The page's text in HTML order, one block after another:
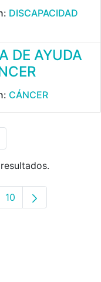
DISCAPACIDAD
DE AYUDA
CÁNCER
intermedias Use
Página
10